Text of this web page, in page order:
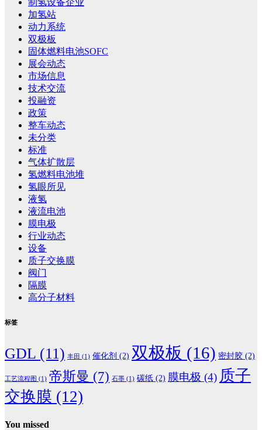
加氢站
动力系统
双极板
固体燃料电池SOFC
展会动态
市场信息
技术交流
投融资
政策
整车动态
未分类
标准
气体扩散层
氢燃料电池堆
氢眼所见
液氢
液流电池
膜电极
行业动态
设备
质子交换膜
阀门
隔膜
高分子材料
标签
GDL (11) 丰田 (1) 催化剂 (2) 双极板 (16) 密封胶 (2)
工艺流程图 (1) 帝斯曼 (7) 石墨 (1) 碳纸 (2) 膜电极 (4) 质子
交换膜 (12)
You missed